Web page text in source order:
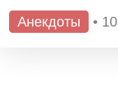
Анекдоты •